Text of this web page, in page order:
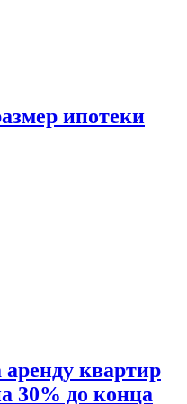
ипотеки
квартир
30% до конца